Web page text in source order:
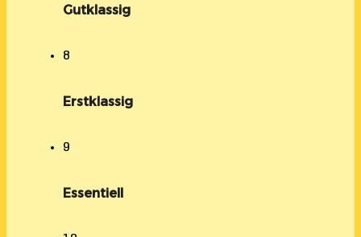
Gutklassig
8
Erstklassig
9
Essentiell